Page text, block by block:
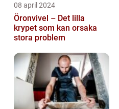
08 april 2024
Öronvivel – Det lilla
krypet som kan orsaka
stora problem